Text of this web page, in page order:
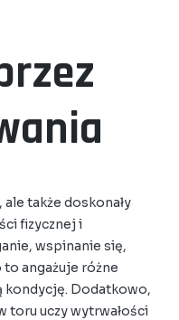
także doskonały
fizycznej i
wspinanie się,
angażuje różne
kondycję. Dodatkowo,
toru uczy wytrwałości